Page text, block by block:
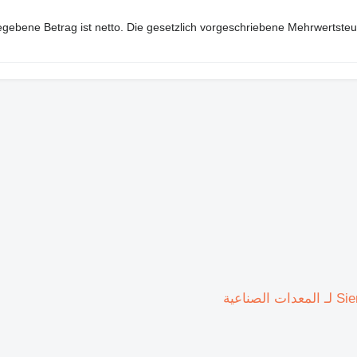
Betrag ist netto. Die gesetzlich vorgeschriebene